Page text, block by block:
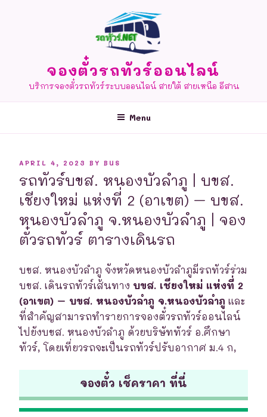
จองตั๋วรถทัวร์ออนไลน์
บริการจองตั๋วรถทัวร์ระบบออนไลน์ สายใต้ สายเหนือ อีสาน
Menu
POSTED
APRIL 4, 2023 BY BUS
รถทัวร์บขส. หนองบัวลำภู | บขส.
เชียงใหม่ แห่งที่ 2 (อาเขต) – บขส.
หนองบัวลำภู จ.หนองบัวลำภู | จอง
ตั๋วรถทัวร์ ตารางเดินรถ
บขส. หนองบัวลำภู จังหวัดหนองบัวลำภูมีรถทัวร์ร่วม
บขส. เดินรถทัวร์เส้นทาง บขส. เชียงใหม่ แห่งที่ 2
(อาเขต) – บขส. หนองบัวลำภู จ.หนองบัวลำภู และ
ที่สำคัญสามารถทำรายการจองตั๋วรถทัวร์ออนไลน์
ไปยังบขส. หนองบัวลำภู ด้วยบริษัททัวร์ อ.ศึกษา
ทัวร์, โดยเที่ยวรถจะเป็นรถทัวร์ปรับอากาศ ม.4 ก,
จองตั๋ว เช็คราคา ที่นี่